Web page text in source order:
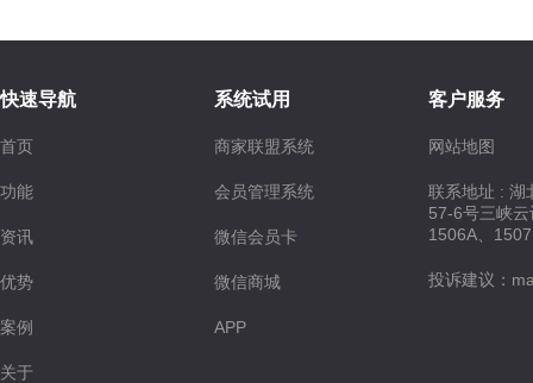
快速导航
首页
功能
资讯
优势
案例
关于
系统试用
商家联盟系统
会员管理系统
微信会员卡
微信商城
APP
客户服务
网站地图
联系地址 : 湖
57-6号三峡
1506A、
投诉建议：